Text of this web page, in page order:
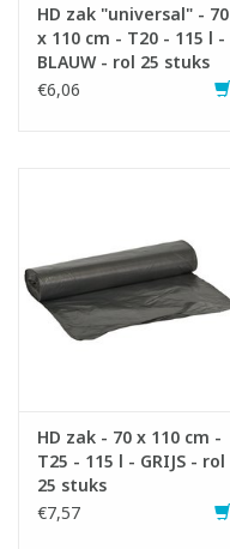
HD zak "universal" - 70
x 110 cm - T20 - 115 l -
BLAUW - rol 25 stuks
€6,06
HD zak - 70 x 110 cm -
T25 - 115 l - GRIJS - rol
25 stuks
€7,57